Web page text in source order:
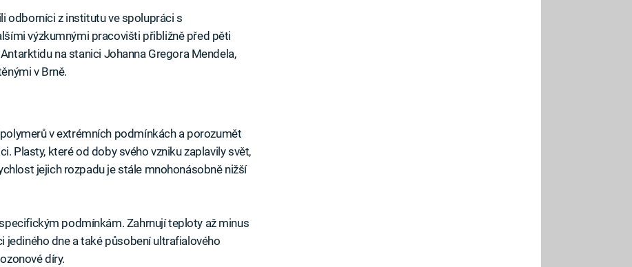
odborníci z institutu ve spolupráci s
výzkumnými pracovišti přibližně před pěti
na stanici Johanna Gregora Mendela,
v Brně.
v extrémních podmínkách a porozumět
Plasty, které od doby svého vzniku zaplavily svět,
jejich rozpadu je stále mnohonásobně nižší
podmínkám. Zahrnují teploty až minus
jediného dne a také působení ultrafialového
díry.